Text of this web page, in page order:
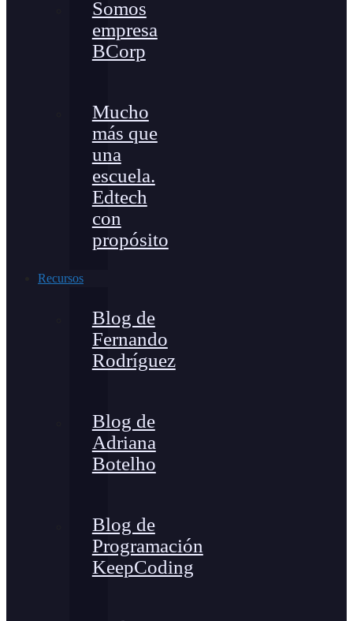
Somos
empresa
BCorp
Mucho
más que
una
escuela.
Edtech
con
propósito
Recursos
Blog de
Fernando
Rodríguez
Blog de
Adriana
Botelho
Blog de
Programación
KeepCoding